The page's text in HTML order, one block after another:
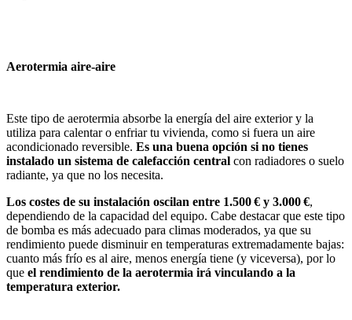
Aerotermia aire-aire
Este tipo de aerotermia absorbe la energía del aire exterior y la
utiliza para calentar o enfriar tu vivienda, como si fuera un aire
acondicionado reversible. Es una buena opción si no tienes
instalado un sistema de calefacción central con radiadores o suelo
radiante, ya que no los necesita.
Los costes de su instalación oscilan entre 1.500 € y 3.000 €,
dependiendo de la capacidad del equipo. Cabe destacar que este tipo
de bomba es más adecuado para climas moderados, ya que su
rendimiento puede disminuir en temperaturas extremadamente bajas:
cuanto más frío es al aire, menos energía tiene (y viceversa), por lo
que el rendimiento de la aerotermia irá vinculando a la
temperatura exterior.